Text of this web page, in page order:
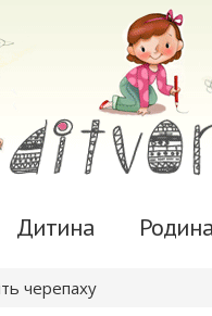
Дитина Родина
черепаху